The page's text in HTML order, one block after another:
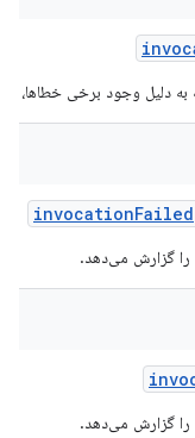
دلیل وجود برخی خطاها،
invocationFailed
را گزارش می‌دهد.
را گزارش می‌دهد.